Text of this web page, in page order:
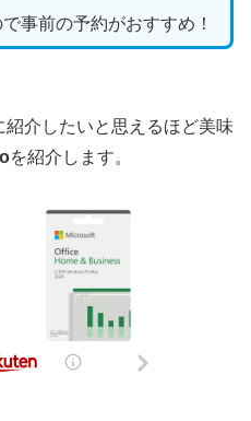
事前の予約がおすすめ！
介したいと思えるほど美味
を紹介します。